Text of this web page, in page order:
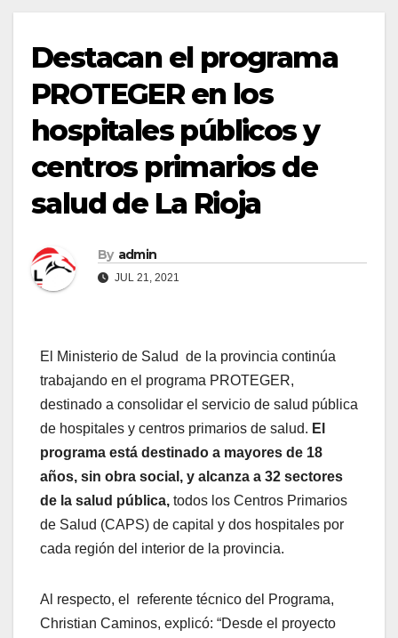
Destacan el programa
PROTEGER en los
hospitales públicos y
centros primarios de
salud de La Rioja
By admin
JUL 21, 2021
El Ministerio de Salud de la provincia continúa
trabajando en el programa PROTEGER,
destinado a consolidar el servicio de salud pública
de hospitales y centros primarios de salud. El
programa está destinado a mayores de 18
años, sin obra social, y alcanza a 32 sectores
de la salud pública, todos los Centros Primarios
de Salud (CAPS) de capital y dos hospitales por
cada región del interior de la provincia.
Al respecto, el referente técnico del Programa,
Christian Caminos, explicó: “Desde el proyecto